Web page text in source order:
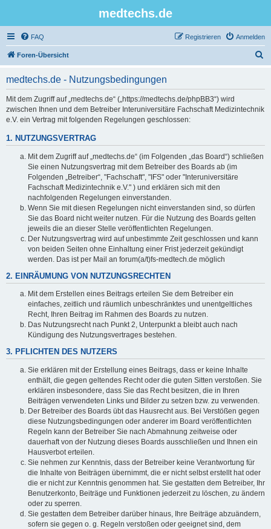
medtechs.de
FAQ Anmelden
Registrieren
Foren-Übersicht
medtechs.de - Nutzungsbedingungen
Mit dem Zugriff auf „medtechs.de“ („https://medtechs.de/phpBB3“) wird
zwischen Ihnen und dem Betreiber Interuniversitäre Fachschaft Medizintechnik
e.V. ein Vertrag mit folgenden Regelungen geschlossen:
1. NUTZUNGSVERTRAG
Mit dem Zugriff auf „medtechs.de“ (im Folgenden „das Board“) schließen
Sie einen Nutzungsvertrag mit dem Betreiber des Boards ab (im
Folgenden „Betreiber“, "Fachschaft", "IFS" oder "Interuniversitäre
Fachschaft Medizintechnik e.V." ) und erklären sich mit den
nachfolgenden Regelungen einverstanden.
Wenn Sie mit diesen Regelungen nicht einverstanden sind, so dürfen
Sie das Board nicht weiter nutzen. Für die Nutzung des Boards gelten
jeweils die an dieser Stelle veröffentlichten Regelungen.
Der Nutzungsvertrag wird auf unbestimmte Zeit geschlossen und kann
von beiden Seiten ohne Einhaltung einer Frist jederzeit gekündigt
werden. Das ist per Mail an forum(a/t)fs-medtech.de möglich
2. EINRÄUMUNG VON NUTZUNGSRECHTEN
Mit dem Erstellen eines Beitrags erteilen Sie dem Betreiber ein
einfaches, zeitlich und räumlich unbeschränktes und unentgeltliches
Recht, Ihren Beitrag im Rahmen des Boards zu nutzen.
Das Nutzungsrecht nach Punkt 2, Unterpunkt a bleibt auch nach
Kündigung des Nutzungsvertrages bestehen.
3. PFLICHTEN DES NUTZERS
Sie erklären mit der Erstellung eines Beitrags, dass er keine Inhalte
enthält, die gegen geltendes Recht oder die guten Sitten verstoßen. Sie
erklären insbesondere, dass Sie das Recht besitzen, die in Ihren
Beiträgen verwendeten Links und Bilder zu setzen bzw. zu verwenden.
Der Betreiber des Boards übt das Hausrecht aus. Bei Verstößen gegen
diese Nutzungsbedingungen oder anderer im Board veröffentlichten
Regeln kann der Betreiber Sie nach Abmahnung zeitweise oder
dauerhaft von der Nutzung dieses Boards ausschließen und Ihnen ein
Hausverbot erteilen.
Sie nehmen zur Kenntnis, dass der Betreiber keine Verantwortung für
die Inhalte von Beiträgen übernimmt, die er nicht selbst erstellt hat oder
die er nicht zur Kenntnis genommen hat. Sie gestatten dem Betreiber, Ihr
Benutzerkonto, Beiträge und Funktionen jederzeit zu löschen, zu ändern
oder zu sperren.
Sie gestatten dem Betreiber darüber hinaus, Ihre Beiträge abzuändern,
sofern sie gegen o. g. Regeln verstoßen oder geeignet sind, dem